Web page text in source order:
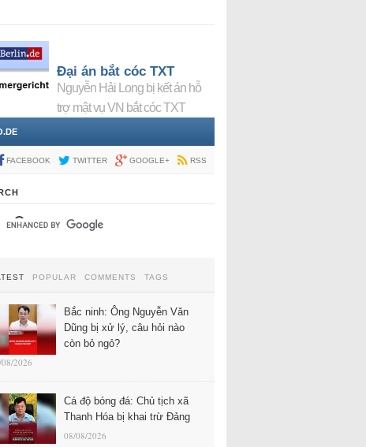
Đại án bắt cóc TXT
Nguyễn Hải Long bị kết án hỗ
trợ mật vụ VN bắt cóc TXT
FACEBOOK TWITTER GOOGLE+ RSS
POPULAR COMMENTS TAGS
Bắc ninh: Ông Nguyễn Văn
Dũng bị xử lý, câu hỏi nào
còn bỏ ngỏ?
2026
Cá độ bóng đá: Chủ tịch xã
Thanh Hóa bị khai trừ Đảng
08/08/2026